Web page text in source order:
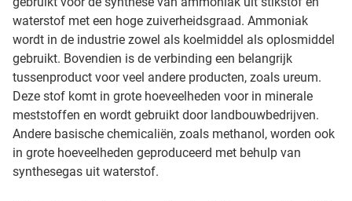
waterstof met een hoge zuiverheidsgraad. Ammoniak
wordt in de industrie zowel als koelmiddel als oplosmiddel
gebruikt. Bovendien is de verbinding een belangrijk
tussenproduct voor veel andere producten, zoals ureum.
Deze stof komt in grote hoeveelheden voor in minerale
meststoffen en wordt gebruikt door landbouwbedrijven.
Andere basische chemicaliën, zoals methanol, worden ook
in grote hoeveelheden geproduceerd met behulp van
synthesegas uit waterstof.